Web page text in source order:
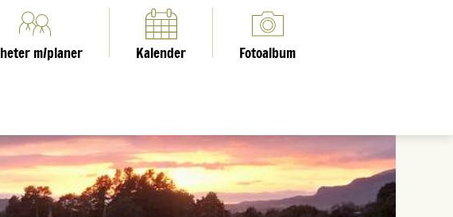
m/planer Kalender Fotoalbum